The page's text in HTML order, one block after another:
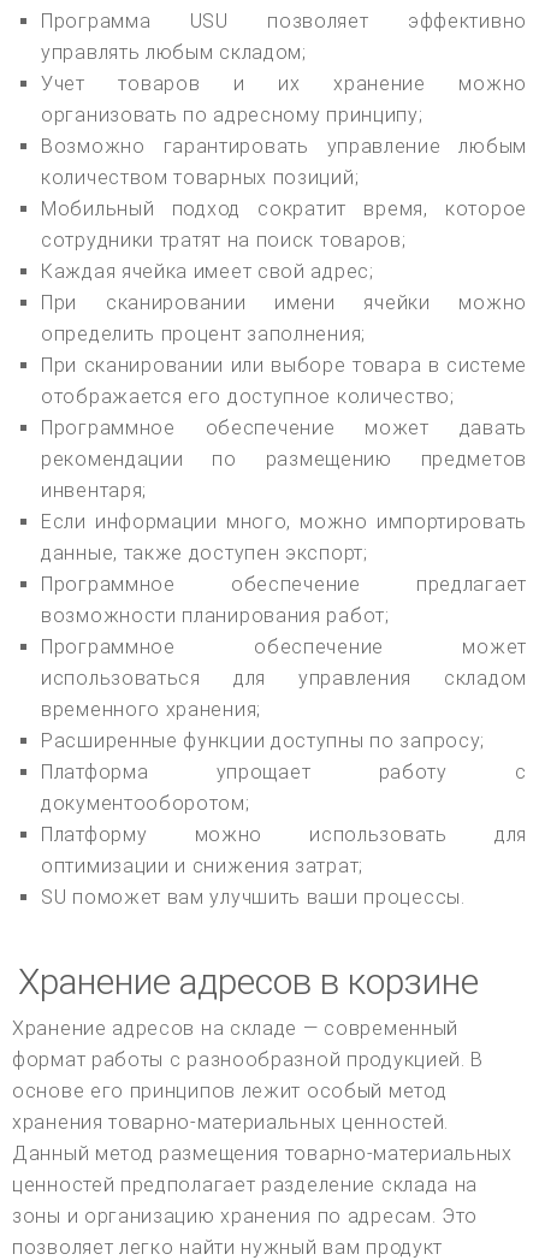
Программа USU позволяет эффективно
управлять любым складом;
Учет товаров и их хранение можно
организовать по адресному принципу;
Возможно гарантировать управление любым
количеством товарных позиций;
Мобильный подход сократит время, которое
сотрудники тратят на поиск товаров;
Каждая ячейка имеет свой адрес;
При сканировании имени ячейки можно
определить процент заполнения;
При сканировании или выборе товара в системе
отображается его доступное количество;
Программное обеспечение может давать
рекомендации по размещению предметов
инвентаря;
Если информации много, можно импортировать
данные, также доступен экспорт;
Программное обеспечение предлагает
возможности планирования работ;
Программное обеспечение может
использоваться для управления складом
временного хранения;
Расширенные функции доступны по запросу;
Платформа упрощает работу с
документооборотом;
Платформу можно использовать для
оптимизации и снижения затрат;
SU поможет вам улучшить ваши процессы.
Хранение адресов в корзине
Хранение адресов на складе — современный
формат работы с разнообразной продукцией. В
основе его принципов лежит особый метод
хранения товарно-материальных ценностей.
Данный метод размещения товарно-материальных
ценностей предполагает разделение склада на
зоны и организацию хранения по адресам. Это
позволяет легко найти нужный вам продукт